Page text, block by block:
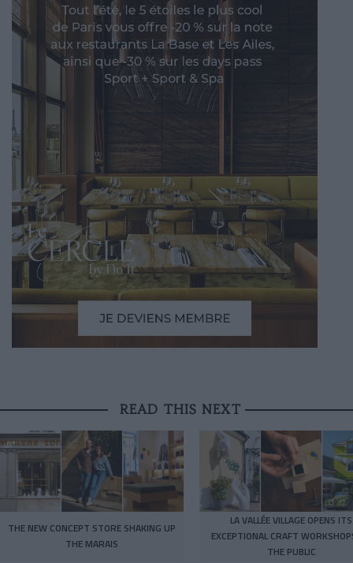
READ THIS NEXT
THE NEW CONCEPT STORE SHAKING UP
THE MARAIS
LA VALLÉE VILLAGE OPENS ITS
EXCEPTIONAL CRAFT
THE PUBLIC